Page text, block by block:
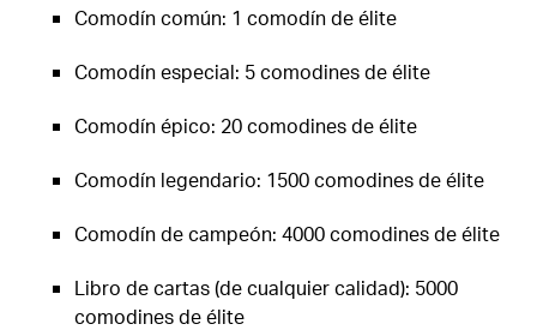
Comodín común: 1 comodín de élite
Comodín especial: 5 comodines de élite
Comodín épico: 20 comodines de élite
Comodín legendario: 1500 comodines de élite
Comodín de campeón: 4000 comodines de élite
Libro de cartas (de cualquier calidad): 5000
comodines de élite